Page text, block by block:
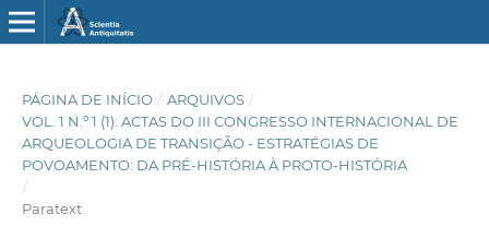
PÁGINA DE INÍCIO / ARQUIVOS /
VOL. 1 N.º 1 (1): ACTAS DO III CONGRESSO INTERNACIONAL DE
ARQUEOLOGIA DE TRANSIÇÃO - ESTRATÉGIAS DE
POVOAMENTO: DA PRÉ-HISTÓRIA À PROTO-HISTÓRIA
/
Paratext